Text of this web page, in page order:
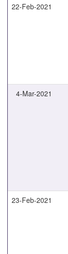
22-Feb-2021
4-Mar-2021
23-Feb-2021